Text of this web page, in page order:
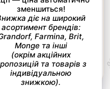
ТОВАРИ
КУПОН: LITO
066 707-11-17
сайту
наша турбота.